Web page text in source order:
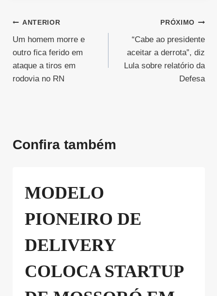
Navegação
de
Post
ANTERIOR
Um homem morre e
outro fica ferido em
ataque a tiros em
rodovia no RN
PRÓXIMO
“Cabe ao presidente
aceitar a derrota”, diz
Lula sobre relatório da
Defesa
Confira também
MODELO
PIONEIRO DE
DELIVERY
COLOCA STARTUP